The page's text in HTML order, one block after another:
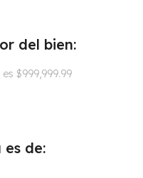
del bien:
$999,999.99
de: